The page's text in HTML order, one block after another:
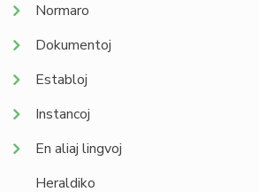
Normaro
Dokumentoj
Establoj
Instancoj
En aliaj lingvoj
Heraldiko